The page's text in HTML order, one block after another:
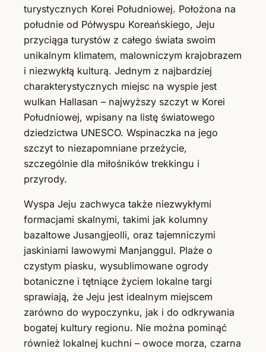
turystycznych Korei Południowej. Położona na
południe od Półwyspu Koreańskiego, Jeju
przyciąga turystów z całego świata swoim
unikalnym klimatem, malowniczym krajobrazem
i niezwykłą kulturą. Jednym z najbardziej
charakterystycznych miejsc na wyspie jest
wulkan Hallasan – najwyższy szczyt w Korei
Południowej, wpisany na listę światowego
dziedzictwa UNESCO. Wspinaczka na jego
szczyt to niezapomniane przeżycie,
szczególnie dla miłośników trekkingu i
przyrody.
Wyspa Jeju zachwyca także niezwykłymi
formacjami skalnymi, takimi jak kolumny
bazaltowe Jusangjeolli, oraz tajemniczymi
jaskiniami lawowymi Manjanggul. Plaże o
czystym piasku, wysublimowane ogrody
botaniczne i tętniące życiem lokalne targi
sprawiają, że Jeju jest idealnym miejscem
zarówno do wypoczynku, jak i do odkrywania
bogatej kultury regionu. Nie można pominąć
również lokalnej kuchni – owoce morza, czarna